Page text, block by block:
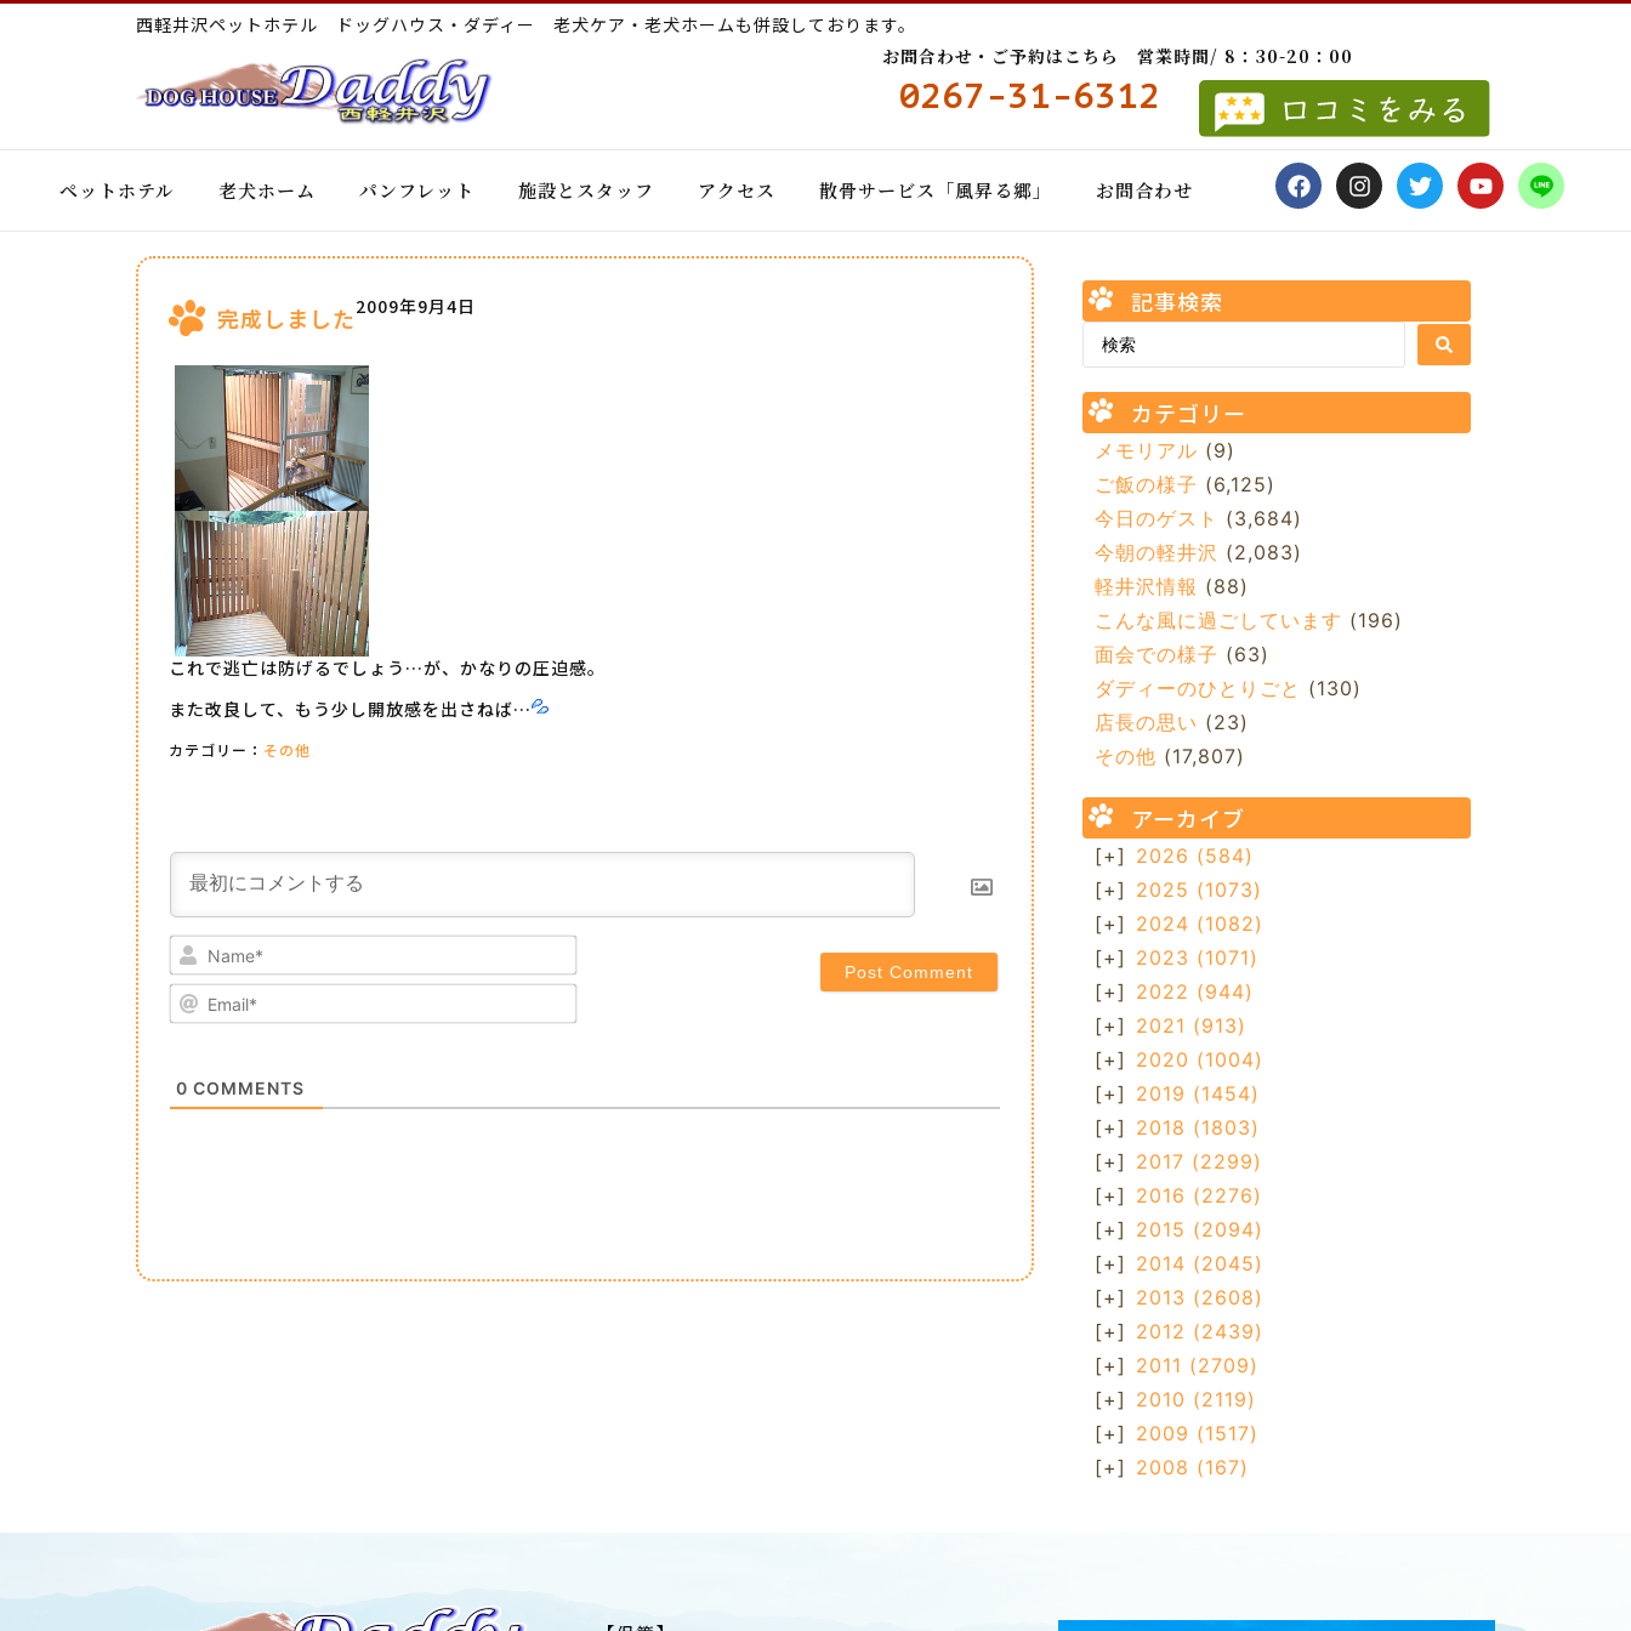
西軽井沢ペットホテル ドッグハウス・ダディー 老犬ケア・老犬ホームも併設しております。
お問合わせ・ご予約はこちら 営業時間/ 8：30-20：00
0267-31-6312
ペットホテル 老犬ホーム パンフレット 施設とスタッフ アクセス 散骨サービス「風昇る郷」 お問合わせ
完成しました2009年9月4日
これで逃亡は防げるでしょう…が、かなりの圧迫感。
また改良して、もう少し開放感を出さねば…
カテゴリー： その他
0 COMMENTS
記事検索
カテゴリー
メモリアル (9)
ご飯の様子 (6,125)
今日のゲスト (3,684)
今朝の軽井沢 (2,083)
軽井沢情報 (88)
こんな風に過ごしています (196)
面会での様子 (63)
ダディーのひとりごと (130)
店長の思い (23)
その他 (17,807)
アーカイブ
[+] 2026 (584)
[+] 2025 (1073)
[+] 2024 (1082)
[+] 2023 (1071)
[+] 2022 (944)
[+] 2021 (913)
[+] 2020 (1004)
[+] 2019 (1454)
[+] 2018 (1803)
[+] 2017 (2299)
[+] 2016 (2276)
[+] 2015 (2094)
[+] 2014 (2045)
[+] 2013 (2608)
[+] 2012 (2439)
[+] 2011 (2709)
[+] 2010 (2119)
[+] 2009 (1517)
[+] 2008 (167)